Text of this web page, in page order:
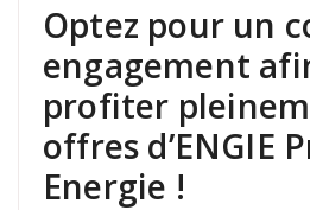
Optez pour un
engagement
profiter
offres d’ENGIE
Energie !